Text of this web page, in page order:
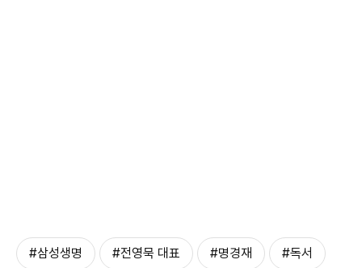
#삼성생명 #전영묵 대표 #명경재 #독서